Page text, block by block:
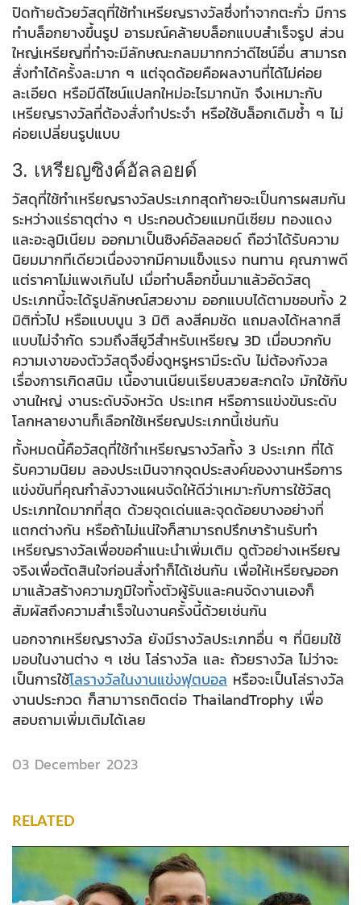
ปิดท้ายด้วยวัสดุที่ใช้ทำเหรียญรางวัลซึ่งทำจากตะกั่ว มีการ
ทำบล็อกยางขึ้นรูป อารมณ์คล้ายบล็อกแบบสำเร็จรูป ส่วน
ใหญ่เหรียญที่ทำจะมีลักษณะกลมมากกว่าดีไซน์อื่น สามารถ
สั่งทำได้ครั้งละมาก ๆ แต่จุดด้อยคือผลงานที่ได้ไม่ค่อย
ละเอียด หรือมีดีไซน์แปลกใหม่อะไรมากนัก จึงเหมาะกับ
เหรียญรางวัลที่ต้องสั่งทำประจำ หรือใช้บล็อกเดิมซ้ำ ๆ ไม่
ค่อยเปลี่ยนรูปแบบ
3. เหรียญซิงค์อัลลอยด์
วัสดุที่ใช้ทำเหรียญรางวัลประเภทสุดท้ายจะเป็นการผสมกัน
ระหว่างแร่ธาตุต่าง ๆ ประกอบด้วยแมกนีเซียม ทองแดง
และอะลูมิเนียม ออกมาเป็นซิงค์อัลลอยด์ ถือว่าได้รับความ
นิยมมากทีเดียวเนื่องจากมีคามแข็งแรง ทนทาน คุณภาพดี
แต่ราคาไม่แพงเกินไป เมื่อทำบล็อกขึ้นมาแล้วอัดวัสดุ
ประเภทนี้จะได้รูปลักษณ์สวยงาม ออกแบบได้ตามชอบทั้ง 2
มิติทั่วไป หรือแบบนูน 3 มิติ ลงสีคมชัด แถมลงได้หลากสี
แบบไม่จำกัด รวมถึงสียูวีสำหรับเหรียญ 3D เมื่อบวกกับ
ความเงาของตัววัสดุจึงยิ่งดูหรูหรามีระดับ ไม่ต้องกังวล
เรื่องการเกิดสนิม เนื้องานเนียนเรียบสวยสะกดใจ มักใช้กับ
งานใหญ่ งานระดับจังหวัด ประเทศ หรือการแข่งขันระดับ
โลกหลายงานก็เลือกใช้เหรียญประเภทนี้เช่นกัน
ทั้งหมดนี้คือวัสดุที่ใช้ทำเหรียญรางวัลทั้ง 3 ประเภท ที่ได้
รับความนิยม ลองประเมินจากจุดประสงค์ของงานหรือการ
แข่งขันที่คุณกำลังวางแผนจัดให้ดีว่าเหมาะกับการใช้วัสดุ
ประเภทใดมากที่สุด ด้วยจุดเด่นและจุดด้อยบางอย่างที่
แตกต่างกัน หรือถ้าไม่แน่ใจก็สามารถปรึกษาร้านรับทำ
เหรียญรางวัลเพื่อขอคำแนะนำเพิ่มเติม ดูตัวอย่างเหรียญ
จริงเพื่อตัดสินใจก่อนสั่งทำก็ได้เช่นกัน เพื่อให้เหรียญออก
มาแล้วสร้างความภูมิใจทั้งตัวผู้รับและคนจัดงานเองก็
สัมผัสถึงความสำเร็จในงานครั้งนี้ด้วยเช่นกัน
นอกจากเหรียญรางวัล ยังมีรางวัลประเภทอื่น ๆ ที่นิยมใช้
มอบในงานต่าง ๆ เช่น โล่รางวัล และ ถ้วยรางวัล ไม่ว่าจะ
เป็นการใช้โลรางวัลในงานแข่งฟุตบอล หรือจะเป็นโล่รางวัล
งานประกวด ก็สามาารถติดต่อ ThailandTrophy เพื่อ
สอบถามเพิ่มเติมได้เลย
03 December 2023
RELATED